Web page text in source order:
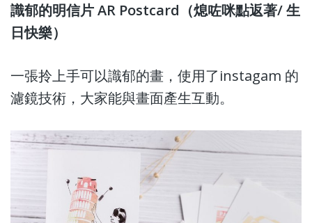
識郁的明信片 AR Postcard（熄咗咪點返著/ 生
日快樂）
一張拎上手可以識郁的畫，使用了instagam 的
濾鏡技術，大家能與畫面產生互動。